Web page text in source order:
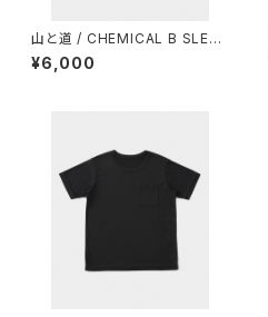
山と道 / CHEMICAL B SLEEV
ELESS（MEN）
¥6,000